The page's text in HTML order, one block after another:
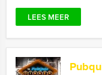
LEES MEER